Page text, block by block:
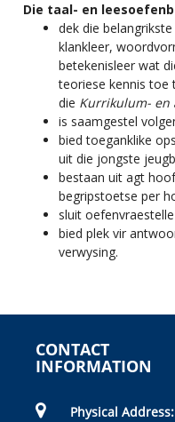
Die taal- en
dek die
klankleer,
betekenisleer wat
teoriese kennis toe
die Kurrikulum- en
is saamgestel
bied toeganklike
uit die jongste
bestaan uit agt
begripstoetse per
sluit
bied plek vir
verwysing.
CONTACT
INFORMATION
Physical Address: